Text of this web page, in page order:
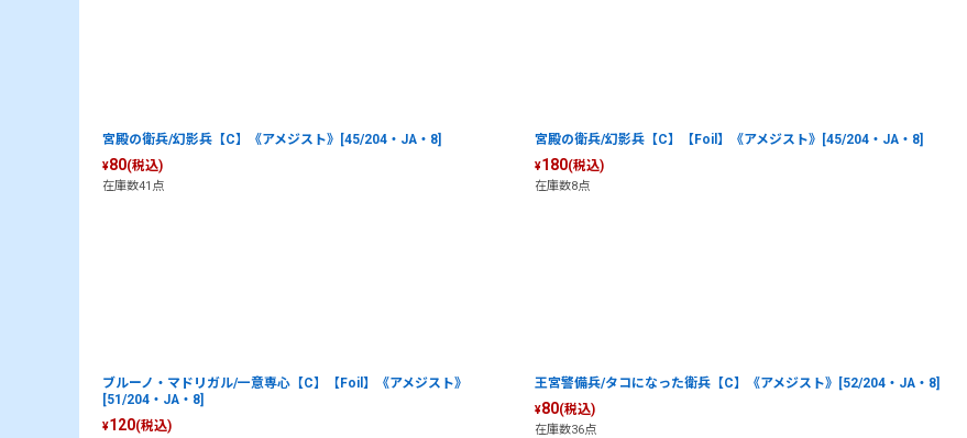
宮殿の衛兵/幻影兵【C】《アメジスト》[45/204・JA・8]
¥80(税込)
在庫数41点
宮殿の衛兵/幻影兵【C】【Foil】《アメジスト》[45/204・JA・8]
¥180(税込)
在庫数8点
ブルーノ・マドリガル/一意専心【C】【Foil】《アメジスト》
[51/204・JA・8]
¥120(税込)
王宮警備兵/タコになった衛兵【C】《アメジスト》[52/204・JA・8]
¥80(税込)
在庫数36点